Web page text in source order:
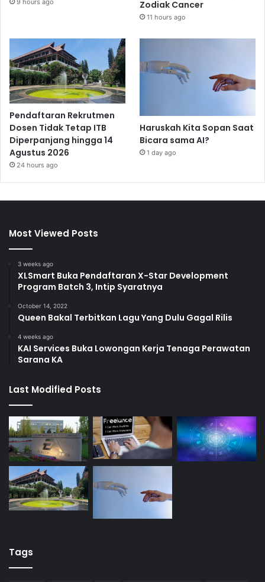
Zodiak Cancer
11 hours ago
Pendaftaran Rekrutmen
Dosen Tidak Tetap ITB
Diperpanjang hingga 14
Agustus 2026
24 hours ago
Haruskah Kita Sopan Saat
Bicara sama AI?
1 day ago
Most Viewed Posts
3 weeks ago
XLSmart Buka Pendaftaran X-Star Development
Program Batch 3, Intip Syaratnya
October 14, 2022
Queen Bakal Terbitkan Lagu Yang Dulu Gagal Rilis
4 weeks ago
KAI Services Buka Lowongan Kerja Tenaga Perawatan
Sarana KA
Last Modified Posts
Tags